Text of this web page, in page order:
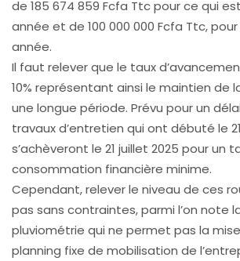
de 185 674 859 Fcfa Ttc pour ce qui
année et de 100 000 000 Fcfa Ttc,
année.
Il faut relever que le taux
10% représentant ainsi le maintien de
une longue période. Prévu pour un
travaux d’entretien qui ont débuté le
s’achèveront le 21 juillet 2025 pour un
consommation financière minime.
Cependant, relever le niveau de ces
pas sans contraintes, parmi l’on note
pluviométrie qui ne permet pas la
planning fixe de mobilisation de